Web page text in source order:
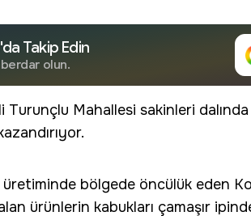
Takip Edin
olun.
Turunçlu Mahallesi sakinleri
bölgede öncülük eden
ürünlerin kabukları çamaşır